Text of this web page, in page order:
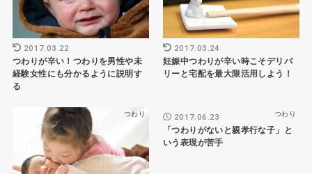
2017.03.22
つわりが辛い！つわりを男性や未
経験女性にも分かるように説明す
る
2017.03.24
妊娠中つわりが辛い時こそデリバ
リーと宅配を最大限活用しよう！
つわり つわり
2017.06.23
「つわりがないと親孝行な子」と
いう表現が苦手